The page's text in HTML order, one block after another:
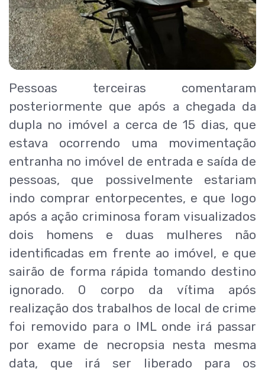
Pessoas terceiras comentaram
posteriormente que após a chegada da
dupla no imóvel a cerca de 15 dias, que
estava ocorrendo uma movimentação
entranha no imóvel de entrada e saída de
pessoas, que possivelmente estariam
indo comprar entorpecentes, e que logo
após a ação criminosa foram visualizados
dois homens e duas mulheres não
identificadas em frente ao imóvel, e que
sairão de forma rápida tomando destino
ignorado. O corpo da vítima após
realização dos trabalhos de local de crime
foi removido para o IML onde irá passar
por exame de necropsia nesta mesma
data, que irá ser liberado para os